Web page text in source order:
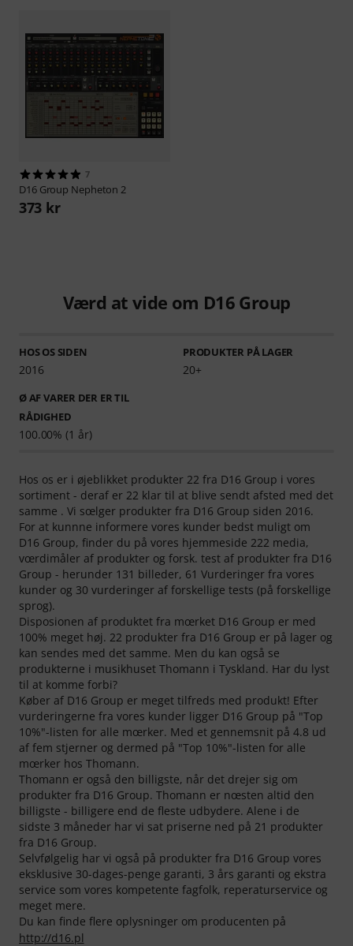
7
D16 Group Nepheton 2
373 kr
Værd at vide om D16 Group
HOS OS SIDEN
2016
PRODUKTER PÅ LAGER
20+
Ø AF VARER DER ER TIL
RÅDIGHED
100.00% (1 år)
Hos os er i øjeblikket produkter 22 fra D16 Group i vores
sortiment - deraf er 22 klar til at blive sendt afsted med det
samme . Vi sœlger produkter fra D16 Group siden 2016.
For at kunnne informere vores kunder bedst muligt om
D16 Group, finder du på vores hjemmeside 222 media,
vœrdimåler af produkter og forsk. test af produkter fra D16
Group - herunder 131 billeder, 61 Vurderinger fra vores
kunder og 30 vurderinger af forskellige tests (på forskellige
sprog).
Disposionen af produktet fra mœrket D16 Group er med
100% meget høj. 22 produkter fra D16 Group er på lager og
kan sendes med det samme. Men du kan også se
produkterne i musikhuset Thomann i Tyskland. Har du lyst
til at komme forbi?
Køber af D16 Group er meget tilfreds med produkt! Efter
vurderingerne fra vores kunder ligger D16 Group på "Top
10%"-listen for alle mœrker. Med et gennemsnit på 4.8 ud
af fem stjerner og dermed på "Top 10%"-listen for alle
mœrker hos Thomann.
Thomann er også den billigste, når det drejer sig om
produkter fra D16 Group. Thomann er nœsten altid den
billigste - billigere end de fleste udbydere. Alene i de
sidste 3 måneder har vi sat priserne ned på 21 produkter
fra D16 Group.
Selvfølgelig har vi også på produkter fra D16 Group vores
eksklusive 30-dages-penge garanti, 3 års garanti og ekstra
service som vores kompetente fagfolk, reperaturservice og
meget mere.
Du kan finde flere oplysninger om producenten på
http://d16.pl